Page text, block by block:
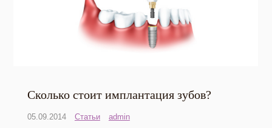
Сколько стоит имплантация зубов?
05.09.2014 Статьи admin